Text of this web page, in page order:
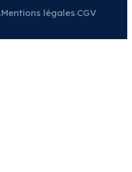
Mentions légales CGV